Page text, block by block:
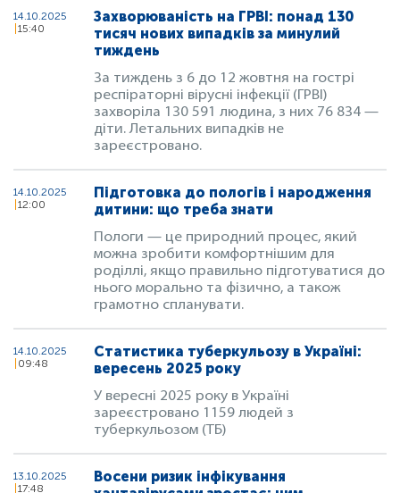
14.10.2025
15:40
Захворюваність на ГРВІ: понад 130
тисяч нових випадків за минулий
тиждень
За тиждень з 6 до 12 жовтня на гострі
респіраторні вірусні інфекції (ГРВІ)
захворіла 130 591 людина, з них 76 834 —
діти. Летальних випадків не
зареєстровано.
14.10.2025
12:00
Підготовка до пологів і народження
дитини: що треба знати
Пологи — це природний процес, який
можна зробити комфортнішим для
роділлі, якщо правильно підготуватися до
нього морально та фізично, а також
грамотно спланувати.
14.10.2025
09:48
Статистика туберкульозу в Україні:
вересень 2025 року
У вересні 2025 року в Україні
зареєстровано 1159 людей з
туберкульозом (ТБ)
13.10.2025
17:48
Восени ризик інфікування